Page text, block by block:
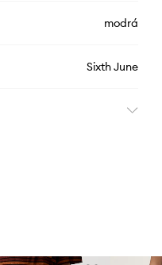
modrá
Sixth June